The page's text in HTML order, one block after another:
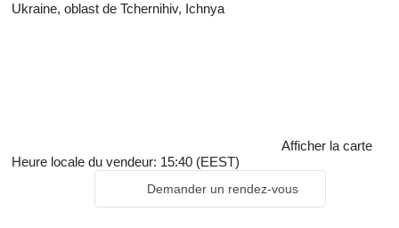
Ukraine, oblast de Tchernihiv, Ichnya
Afficher la carte
Heure locale du vendeur: 15:40 (EEST)
Demander un rendez-vous